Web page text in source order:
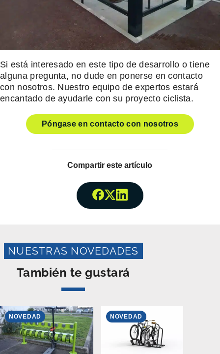
Si está interesado en este tipo de desarrollo o tiene
alguna pregunta, no dude en ponerse en contacto
con nosotros. Nuestro equipo de expertos estará
encantado de ayudarle con su proyecto ciclista.
Póngase en contacto con nosotros
Compartir este artículo
Compartir enFacebook
Compartir enTwitter
Compartir
NUESTRAS NOVEDADES
También te gustará
NOVEDAD NOVEDAD